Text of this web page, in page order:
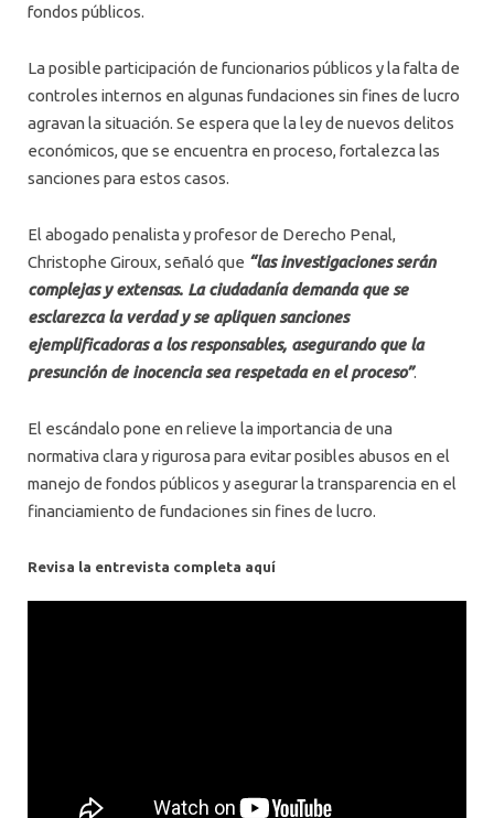
fondos públicos.
La posible participación de funcionarios públicos y la falta de
controles internos en algunas fundaciones sin fines de lucro
agravan la situación. Se espera que la ley de nuevos delitos
económicos, que se encuentra en proceso, fortalezca las
sanciones para estos casos.
El abogado penalista y profesor de Derecho Penal,
Christophe Giroux, señaló que “las investigaciones serán
complejas y extensas. La ciudadanía demanda que se
esclarezca la verdad y se apliquen sanciones
ejemplificadoras a los responsables, asegurando que la
presunción de inocencia sea respetada en el proceso”.
El escándalo pone en relieve la importancia de una
normativa clara y rigurosa para evitar posibles abusos en el
manejo de fondos públicos y asegurar la transparencia en el
financiamiento de fundaciones sin fines de lucro.
Revisa la entrevista completa aquí